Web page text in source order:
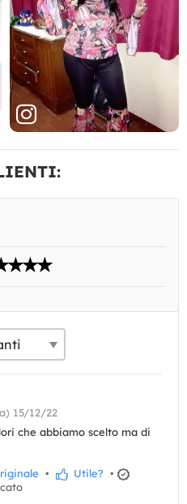
15/12/22
che abbiamo scelto ma di
• Utile? •